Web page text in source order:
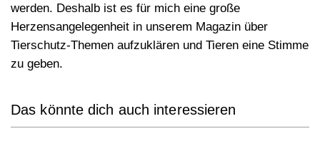
werden. Deshalb ist es für mich eine große
Herzensangelegenheit in unserem Magazin über
Tierschutz-Themen aufzuklären und Tieren eine Stimme
zu geben.
Das könnte dich auch interessieren